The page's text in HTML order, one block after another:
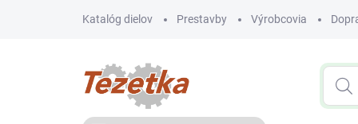
Katalóg dielov Prestavby Výrobcovia